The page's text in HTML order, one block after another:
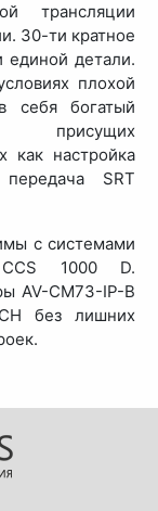
трансляции
30-ти кратное
единой детали.
плохой
себя богатый
присущих
как настройка
SRT
с системами
CCS 1000 D.
AV-CM73-IP-B
без лишних